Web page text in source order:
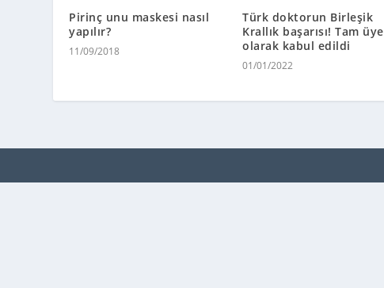
Pirinç unu maskesi nasıl
yapılır?
11/09/2018
Türk doktorun Birleşik
Krallık başarısı! Tam üye
olarak kabul edildi
01/01/2022